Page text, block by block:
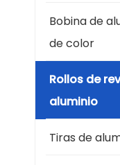
Bobina de
de color
Rollos de
aluminio
Tiras de